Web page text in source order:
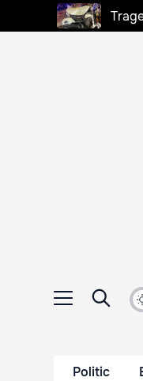
Politic